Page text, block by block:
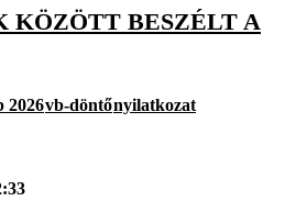
KÖZÖTT BESZÉLT A
2026vb-döntőnyilatkozat